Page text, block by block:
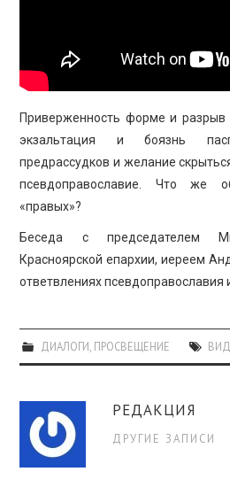
Приверженность форме и разрыв
экзальтация и боязнь
предрассудков и желание
псевдоправославие. Что же
«правых»?
Беседа с председателем
Красноярской епархии, иереем
ответвлениях псевдоправославия
ДИАЛОГИ ПРОСВЕЩЕНИЕ
РЕДАКЦИЯ
ДРУГИЕ ЗАПИСИ